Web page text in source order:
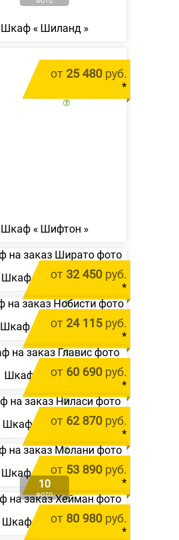
Шкаф « Шиланд »
от 25 480 руб.
*
Шкаф « Шифтон »
от 32 450 руб.
*
цена за 1 м.п.
Шкаф « Ширато»
от 24 115руб.
*
цена за 1 м.п.
Шкаф « Нобисти »
от 60 690 руб.
*
цена за 1 м.п.
Шкаф « Главис»
от 62 870 руб.
*
цена за 1 м.п.
Шкаф « Ниласи»
от 53 890 руб.
*
цена за 1 м.п.
Шкаф «Молани »
10
ФОТО
от 80 980 руб.
*
Шкаф « Хейман »